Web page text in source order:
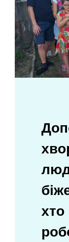
хто